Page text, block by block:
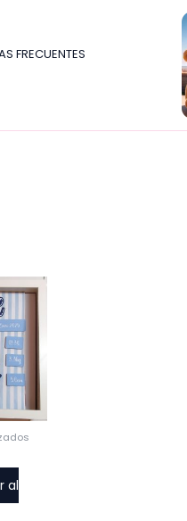
FRECUENTES
al